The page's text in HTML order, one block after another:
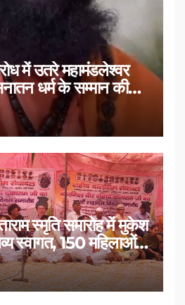
में उतरे महामंडलेश्वर
धर्म के सम्मान की
स्मृति समारोह में मुकेश
स्वागत, 150 महिलाओं